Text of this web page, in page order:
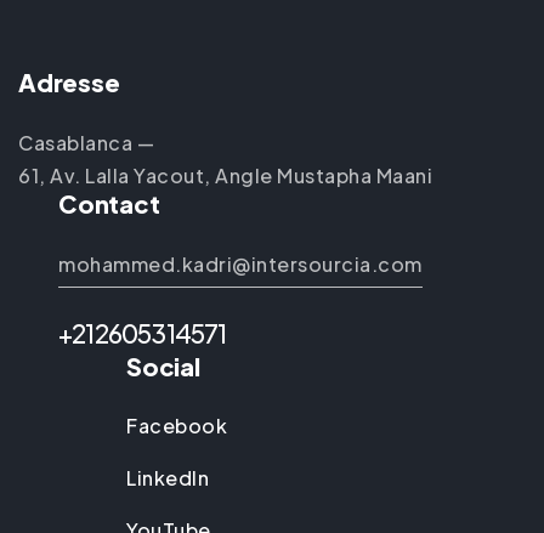
Adresse
Casablanca —
61, Av. Lalla Yacout, Angle Mustapha Maani
Contact
mohammed.kadri@intersourcia.com
+212605314571
Social
Facebook
LinkedIn